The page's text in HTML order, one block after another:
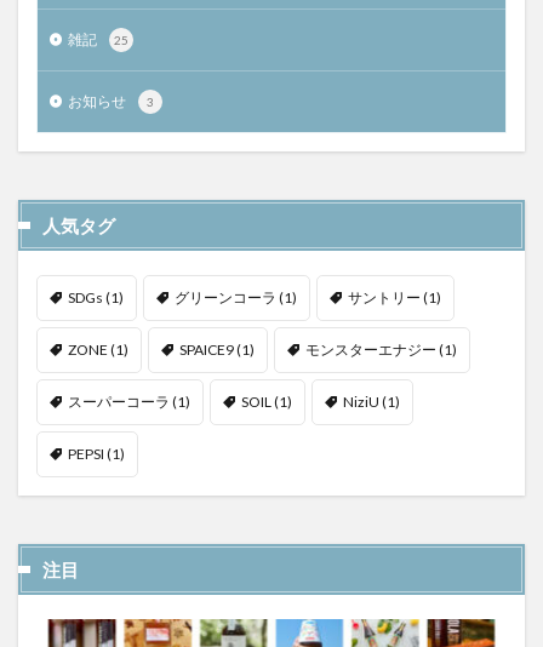
雑記 25
お知らせ 3
人気タグ
SDGs (1) グリーンコーラ (1) サントリー (1)
ZONE (1) SPAICE9(1) モンスターエナジー (1)
スーパーコーラ (1) SOIL (1) NiziU (1)
PEPSI (1)
注目